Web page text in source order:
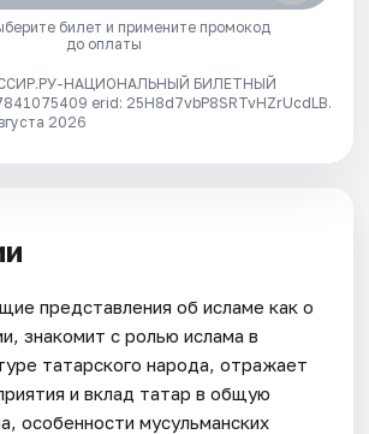
билет и примените промокод
до оплаты
НАЦИОНАЛЬНЫЙ БИЛЕТНЫЙ
erid: 25H8d7vbP8SRTvHZrUcdLB.
2026
представления об исламе как о
знакомит с ролью ислама в
татарского народа, отражает
и вклад татар в общую
особенности мусульманских